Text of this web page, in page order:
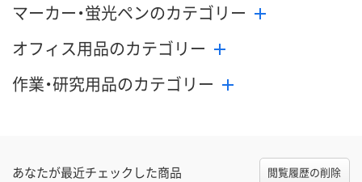
マーカー・蛍光ペンのカテゴリー
オフィス用品のカテゴリー
作業・研究用品のカテゴリー
あなたが最近チェックした商品 閲覧履歴の削除